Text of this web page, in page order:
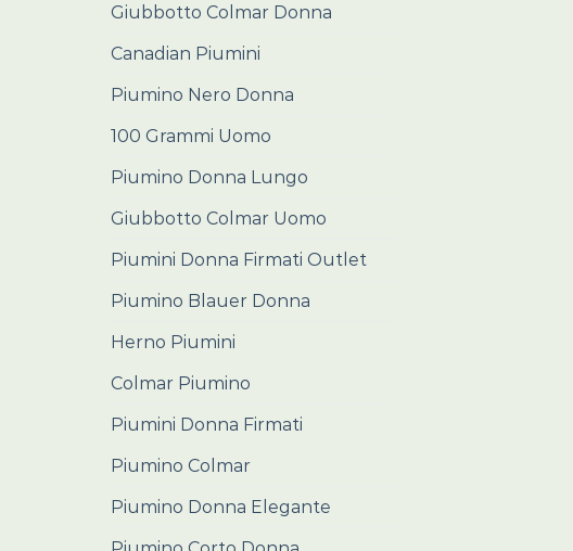
Giubbotto Colmar Donna
Canadian Piumini
Piumino Nero Donna
100 Grammi Uomo
Piumino Donna Lungo
Giubbotto Colmar Uomo
Piumini Donna Firmati Outlet
Piumino Blauer Donna
Herno Piumini
Colmar Piumino
Piumini Donna Firmati
Piumino Colmar
Piumino Donna Elegante